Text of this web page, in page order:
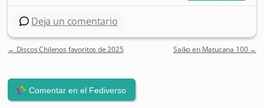
Deja un comentario
Post navigation
← Discos Chilenos favoritos de 2025 Saiko en Matucana 100 →